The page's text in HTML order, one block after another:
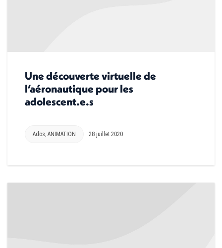
Une découverte virtuelle de
l’aéronautique pour les
adolescent.e.s
Ados ANIMATION 28 juillet 2020